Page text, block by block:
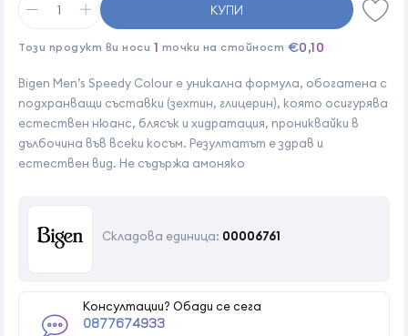
Bigen Men’s Speedy Colour е уникална формула, обогатена с
подхранващи съставки (зехтин, глицерин), която осигурява
естествен нюанс, блясък и хидратация, прониквайки в
дълбочина във всеки косъм. Резултатът е здрав и
естествен вид. Не съдържа амоняко
Складова единица: 00006761
Консултации? Обади се сега
0877674933
КУПИ
Този продукт ви носи 1 точки на стойност €0,10